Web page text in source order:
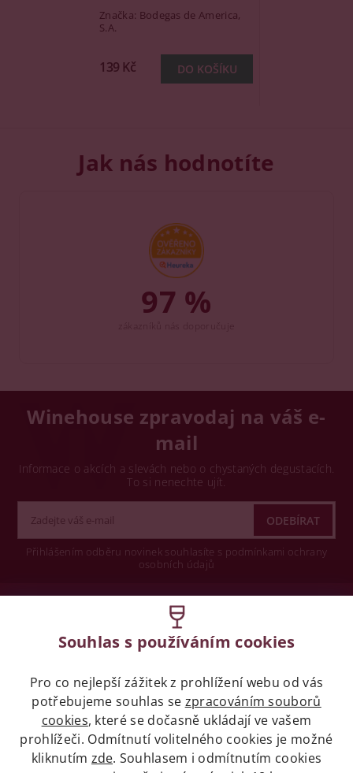
Značka: Bodegas de America,
S.A.
139 Kč
Jak nás hodnotíte
97 %
Winehouse zpravodaj na váš e-
mail
Informace o akcích a slevách nebo o chystaných degustacích.
To si nenechte ujít.
Přihlášením odběru novinek souhlasíte s podmínkami ochrany
osobních údajů
Legislativa
Zákaz prodeje alkoholických nápojů osobám
mladších 18 let.
Naše služby
Souhlas s používáním cookies
Pro co nejlepší zážitek z prohlížení webu od vás
potřebujeme souhlas se zpracováním souborů
cookies, které se dočasně ukládají ve vašem
prohlížeči. Odmítnutí volitelného cookies je možné
kliknutím zde. Souhlasem i odmítnutím cookies